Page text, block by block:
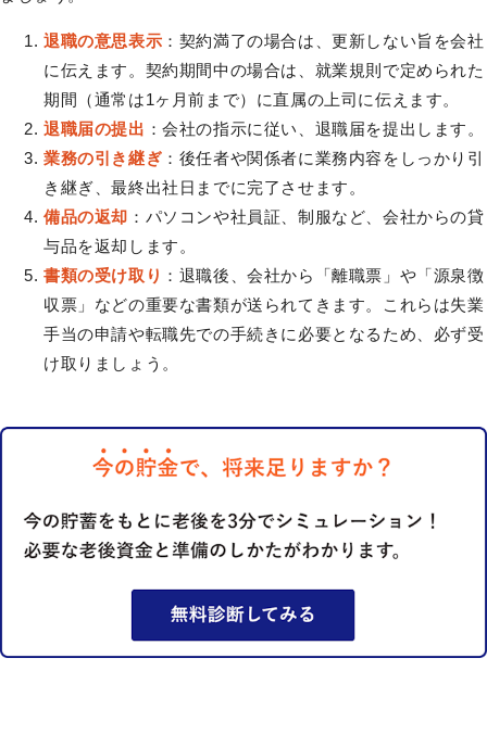
退職の意思表示 ：契約満了の場合は、更新しない旨を会社
に伝えます。契約期間中の場合は、就業規則で定められた
期間（通常は1ヶ月前まで）に直属の上司に伝えます。
退職届の提出 ：会社の指示に従い、退職届を提出します。
業務の引き継ぎ ：後任者や関係者に業務内容をしっかり引
き継ぎ、最終出社日までに完了させます。
備品の返却 ：パソコンや社員証、制服など、会社からの貸
与品を返却します。
書類の受け取り ：退職後、会社から「離職票」や「源泉徴
収票」などの重要な書類が送られてきます。これらは失業
手当の申請や転職先での手続きに必要となるため、必ず受
け取りましょう。